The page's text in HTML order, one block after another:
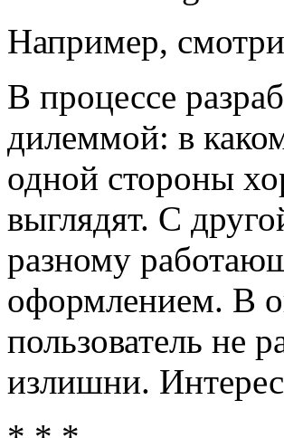
Например,
В процессе
дилеммой: в
одной стороны
выглядят. С
разному
оформлением. В
пользователь не
излишни.